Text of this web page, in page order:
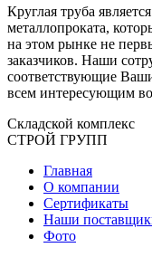
Круглая труба
металлопроката,
на этом рынке не
заказчиков. Наши
соответствующие
всем интересующим
Складской комплекс
СТРОЙ ГРУПП
Главная
О компании
Сертификаты
Наши
Фото